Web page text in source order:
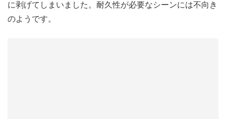
に剥げてしまいました。耐久性が必要なシーンには不向き
のようです。